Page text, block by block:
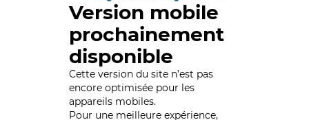
Version mobile
prochainement
disponible
Cette version du site n’est pas
encore optimisée pour les
appareils mobiles.
Pour une meilleure expérience,